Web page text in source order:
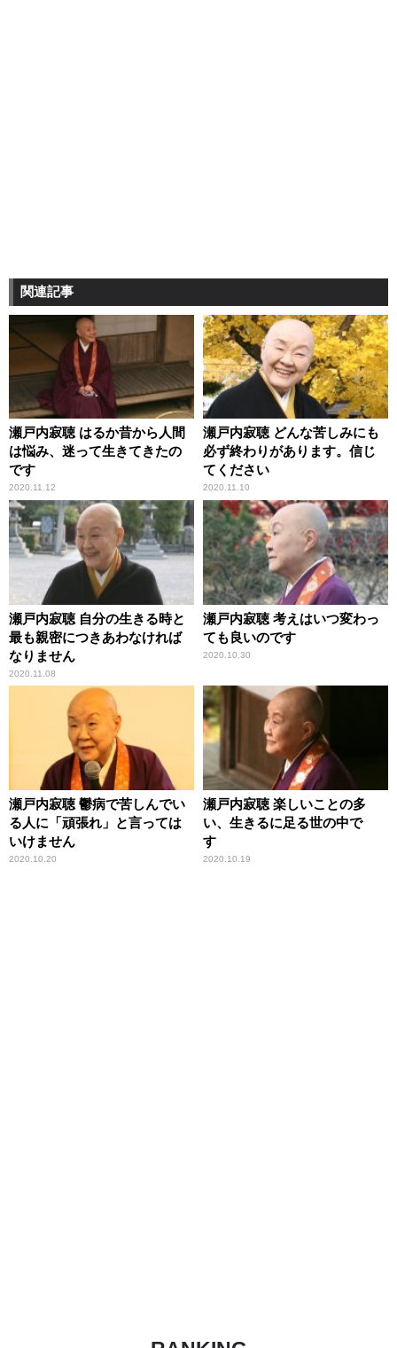
関連記事
瀬戸内寂聴 はるか昔から人間
は悩み、迷って生きてきたの
です
2020.11.12
瀬戸内寂聴 どんな苦しみにも
必ず終わりがあります。信じ
てください
2020.11.10
瀬戸内寂聴 自分の生きる時と
最も親密につきあわなければ
なりません
2020.11.08
瀬戸内寂聴 考えはいつ変わっ
ても良いのです
2020.10.30
瀬戸内寂聴 鬱病で苦しんでい
る人に「頑張れ」と言っては
いけません
2020.10.20
瀬戸内寂聴 楽しいことの多
い、生きるに足る世の中で
す
2020.10.19